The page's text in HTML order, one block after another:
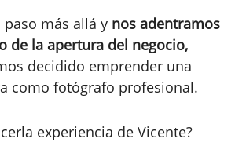
más allá y nos adentramos
de la apertura del negocio,
decidido emprender una
como fotógrafo profesional.
experiencia de Vicente?